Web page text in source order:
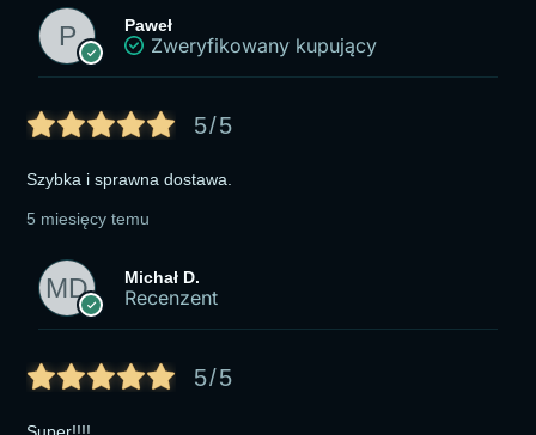
Paweł
Zweryfikowany kupujący
5/5
Szybka i sprawna dostawa.
5 miesięcy temu
Michał D.
Recenzent
5/5